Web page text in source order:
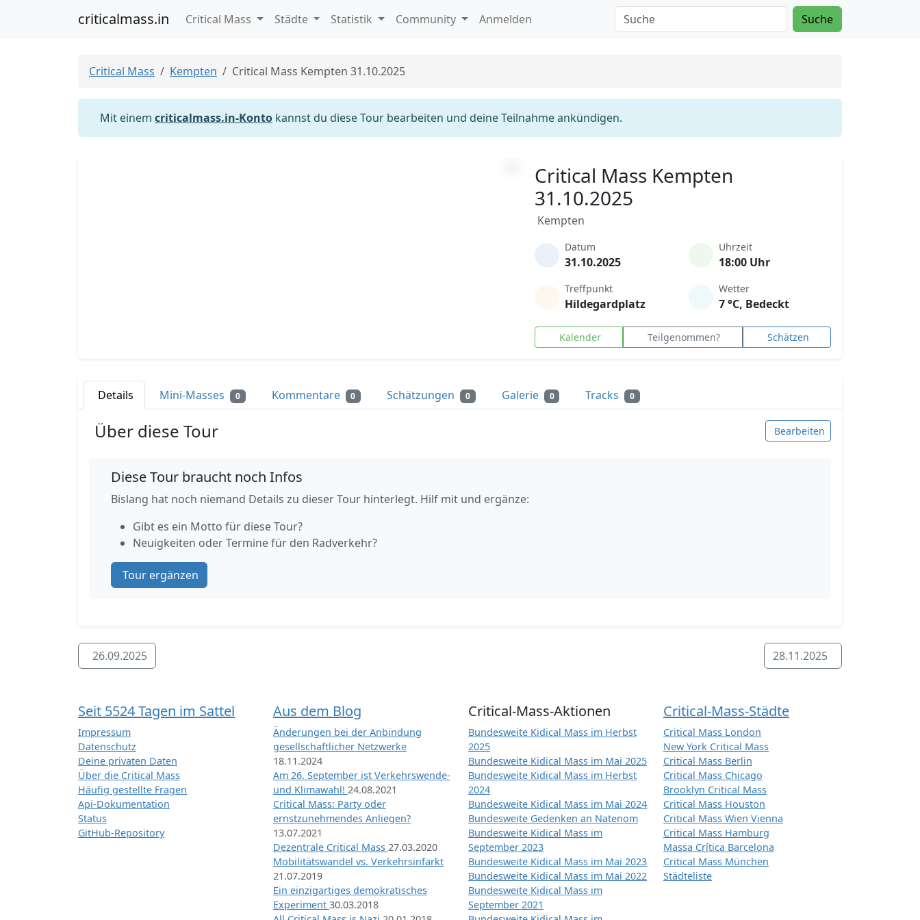
criticalmass.in Critical Mass Städte Statistik Community Anmelden Suche
Critical Mass Kempten Critical Mass Kempten 31.10.2025
Mit einem criticalmass.in-Konto kannst du diese Tour bearbeiten und deine Teilnahme ankündigen.
Critical Mass Kempten
31.10.2025
Kempten
Datum
31.10.2025
Uhrzeit
18:00 Uhr
Treffpunkt
Hildegardplatz
Wetter
7 °C, Bedeckt
Kalender Teilgenommen? Schätzen
Details Mini-Masses 0 Kommentare 0 Schätzungen 0 Galerie 0 Tracks 0
Über diese Tour Bearbeiten
Diese Tour braucht noch Infos
Bislang hat noch niemand Details zu dieser Tour hinterlegt. Hilf mit und ergänze:
Gibt es ein Motto für diese Tour?
Neuigkeiten oder Termine für den Radverkehr?
Tour ergänzen
26.09.2025 28.11.2025
Seit 5524 Tagen im Sattel
Impressum
Datenschutz
Deine privaten Daten
Über die Critical Mass
Häufig gestellte Fragen
Api-Dokumentation
Status
GitHub-Repository
Aus dem Blog
Änderungen bei der Anbindung
gesellschaftlicher Netzwerke
18.11.2024
Am 26. September ist Verkehrswende-
und Klimawahl! 24.08.2021
Critical Mass: Party oder
ernstzunehmendes Anliegen?
13.07.2021
Dezentrale Critical Mass 27.03.2020
Mobilitätswandel vs. Verkehrsinfarkt
21.07.2019
Ein einzigartiges demokratisches
Experiment 30.03.2018
Critical-Mass-Aktionen
Bundesweite Kidical Mass im Herbst
2025
Bundesweite Kidical Mass im Mai 2025
Bundesweite Kidical Mass im Herbst
2024
Bundesweite Kidical Mass im Mai 2024
Bundesweite Gedenken an Natenom
Bundesweite Kidical Mass im
September 2023
Bundesweite Kidical Mass im Mai 2023
Bundesweite Kidical Mass im Mai 2022
Bundesweite Kidical Mass im
September 2021
Critical-Mass-Städte
Critical Mass London
New York Critical Mass
Critical Mass Berlin
Critical Mass Chicago
Brooklyn Critical Mass
Critical Mass Houston
Critical Mass Wien Vienna
Critical Mass Hamburg
Massa Crítica Barcelona
Critical Mass München
Städteliste